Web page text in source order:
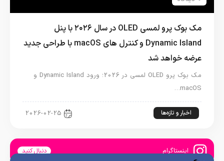
مک بوک پرو لمسی OLED در سال ۲۰۲۶ با پنل
Dynamic Island و کنترل های macOS با طراحی جدید
عرضه خواهد شد
مک بوک پرو OLED لمسی در 2026؛ ورود Dynamic Island و
macOS…
اخبار و تازه‌ها 2026-02-25
اینستاگرام دنبال کنید